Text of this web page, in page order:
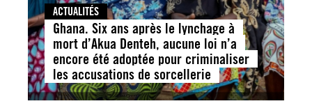
ACTUALITÉS
Ghana. Six ans après le lynchage à
mort d’Akua Denteh, aucune loi n’a
encore été adoptée pour criminaliser
les accusations de sorcellerie